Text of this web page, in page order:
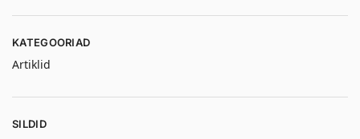
KATEGOORIAD
Artiklid
SILDID